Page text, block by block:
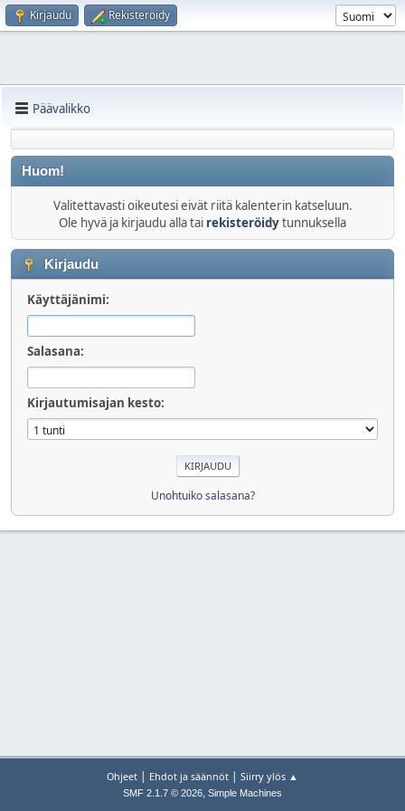
Kirjaudu Rekisteröidy
Päävalikko
Huom!
Valitettavasti oikeutesi eivät riitä kalenterin katseluun.
Ole hyvä ja kirjaudu alla tai rekisteröidytunnuksella
Kirjaudu
Käyttäjänimi:
Salasana:
Kirjautumisajan kesto:
Unohtuiko salasana?
Ohjeet | Ehdot ja säännöt | Siirry ylös ▲
SMF 2.1.7 © 2026, Simple Machines